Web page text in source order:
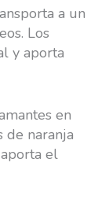
a un
Los
y aporta
en
de naranja
el